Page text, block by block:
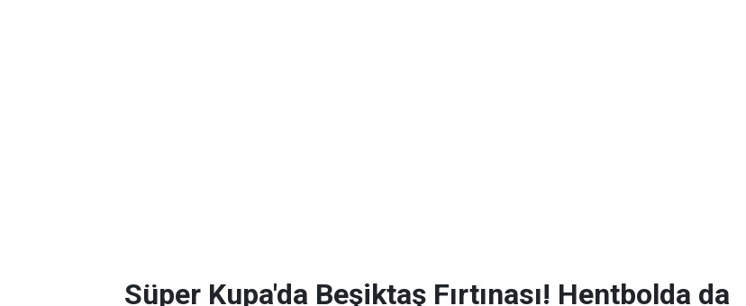
Süper Kupa'da Beşiktaş Fırtınası! Hentbolda da